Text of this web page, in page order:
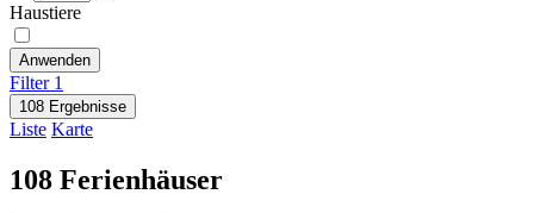
Haustiere
Anwenden
Filter 1
108 Ergebnisse
Liste Karte
108 Ferienhäuser